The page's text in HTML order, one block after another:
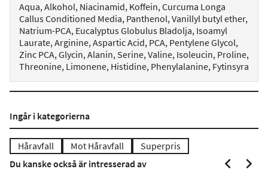
Aqua, Alkohol, Niacinamid, Koffein, Curcuma Longa
Callus Conditioned Media, Panthenol, Vanillyl butyl ether,
Natrium-PCA, Eucalyptus Globulus Bladolja, Isoamyl
Laurate, Arginine, Aspartic Acid, PCA, Pentylene Glycol,
Zinc PCA, Glycin, Alanin, Serine, Valine, Isoleucin, Proline,
Threonine, Limonene, Histidine, Phenylalanine, Fytinsyra
Ingår i kategorierna
Håravfall Mot Håravfall
Superpris
Du kanske också är intresserad av